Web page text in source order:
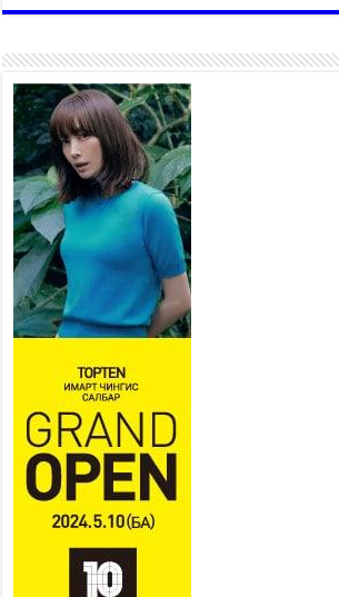
2026 оны 7 сар 21 / 10 цаг 15 минут
НИЙСЛЭЛ, АЙМГИЙН УДИРДЛАГУУДЫН
АЖЛЫГ ХҮНД СУРТЛЫГ БУУРУУЛЖ, ИРГЭД,
АЖ АХУЙН НЭГЖИЙН АЧААГ ХЭРХЭН
ХӨНГӨЛСНӨӨР ДҮГНЭНЭ
2026 оны 7 сар 21 / 10 цаг 09 минут
Байнгын хорооны дарга М.Мандхай Цөлжилттэй
тэмцэх тухай НҮБ-ын конвенцын талуудын 17
дугаар бага хурал (СОР17)-ын бэлтгэл ажлын
явцтай танилцлаа
2026 оны 7 сар 21 / 10 цаг 03 минут
Б.Пүрэвдагва: Бүтээн байгуулалтын аливаа
ажил инженерийн хангамжийн байгууллагуудын
уялдаа холбоогүйгээс саатах ёсгүй
2026 оны 7 сар 20 / 17 цаг 21 минут
“Сэлбэ 20 минутын хот” төслийн анхны 12
давхар барилгын үндсэн карказ, цутгалтын ажил
дууслаа
2026 оны 7 сар 20 / 17 цаг 17 минут
бүхий тээврийн хэрэгсэлтэй холбоотой
нийслэлийн засаг дарга захирамж гаргалаа